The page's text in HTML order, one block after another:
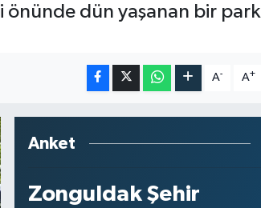
önünde dün yaşanan bir park
A- A+
Anket
Zonguldak Şehir